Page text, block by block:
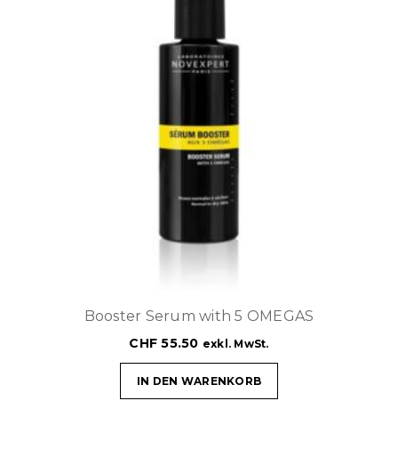
Booster Serum with 5 OMEGAS
CHF 55.50 exkl. MwSt.
IN DEN WARENKORB